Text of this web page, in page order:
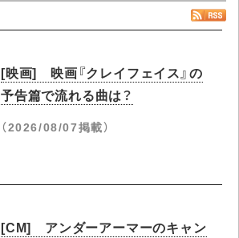
[映画] 映画『クレイフェイス』の
予告篇で流れる曲は？
（2026/08/07掲載）
[CM] アンダーアーマーのキャン